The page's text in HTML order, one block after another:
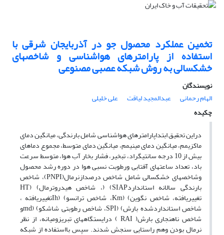
تخمین عملکرد محصول جو در آذربایجان شرقی با
استفاده از پارامترهای هواشناسی و شاخصهای
خشکسالی به روش شبکه عصبی مصنوعی
نویسندگان
الهام رحمانی
عبدالمجید لیاقت
علی خلیلی
چکیده
دراین تحقیق ابتداپارامترهای هواشناسی شامل بارندگی، میانگین دمای
ماکزیمم، میانگین دمای مینیمم، میانگین دمای متوسط، مجموع دماهای
بیش از 10 درجه سانتیگراد، تبخیر، فشار بخار آب هوا، متوسط سرعت
باد، تعداد ساعتهای آفتابی ورطوبت نسبی هوا در دوره رشد محصول
وشاخصهای خشکسالی شامل شاخص درصدازنرمال(PNPI)، شاخص
بارندگی سالانه استانداردSIAP) (، شاخص هیدروترمال) (HT
تغییریافته، شاخص نگوین) (Km، شاخص ترانسو) (Ihتغییریافته ،
شاخص استانداردشده بارش) (SPI، شاخص رطوبتی شاشکو) (mdو
شاخص ناهنجاری بارش( RAI ) درایستگاههای تبریزومیانه، از نظر
نرمال بودن وهم راستایی سنجش شدند. سپس بااستفاده از شبکه